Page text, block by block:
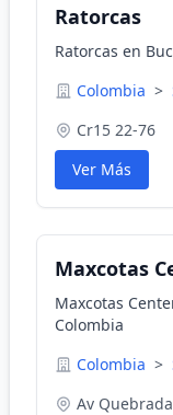
Ratorcas
Ratorcas en
Colombia >
Cr15 22-76
Ver Más
Maxcotas
Maxcotas
Colombia
Colombia >
Av